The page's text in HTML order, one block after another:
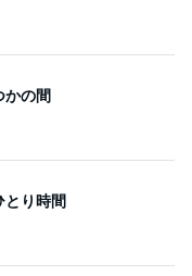
かの間
とり時間